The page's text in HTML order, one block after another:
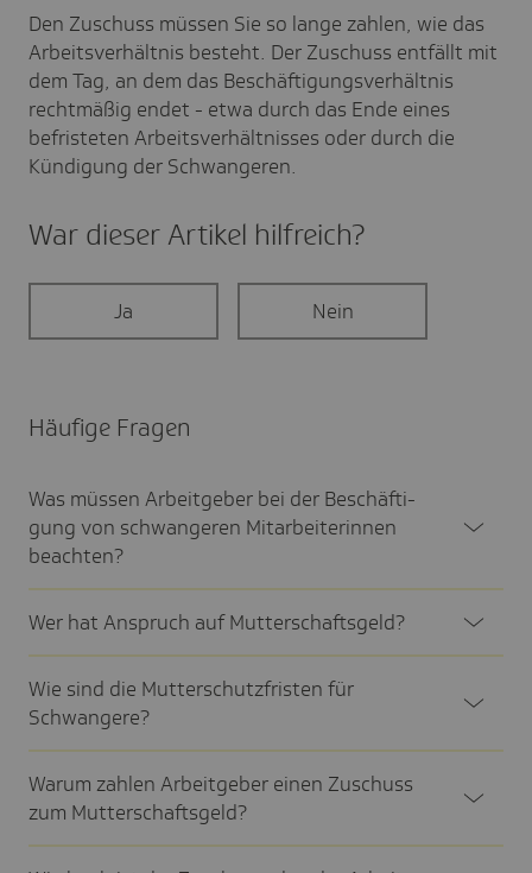
Den Zuschuss müssen Sie so lange zahlen, wie das
Arbeitsverhältnis besteht. Der Zuschuss entfällt mit
dem Tag, an dem das Beschäftigungsverhältnis
rechtmäßig endet - etwa durch das Ende eines
befristeten Arbeitsverhältnisses oder durch die
Kündigung der Schwangeren.
War dieser Artikel hilf­reich?
Ja Nein
Häufige Fragen
Was müssen Arbeit­geber bei der Beschäf­ti­
gung von schwan­geren Mitar­bei­te­rinnen
beach­ten?
Wer hat Anspruch auf Mutter­schafts­geld?
Wie sind die Mutter­schutz­fristen für
Schwan­gere?
Warum zahlen Arbeit­geber einen Zuschuss
zum Mutter­schafts­geld?